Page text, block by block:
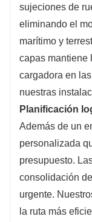
sujeciones de
eliminando el
marítimo y
capas mantiene
cargadora en
nuestras
Planificación
Además de un
personalizada
presupuesto.
consolidación
urgente.
la ruta más